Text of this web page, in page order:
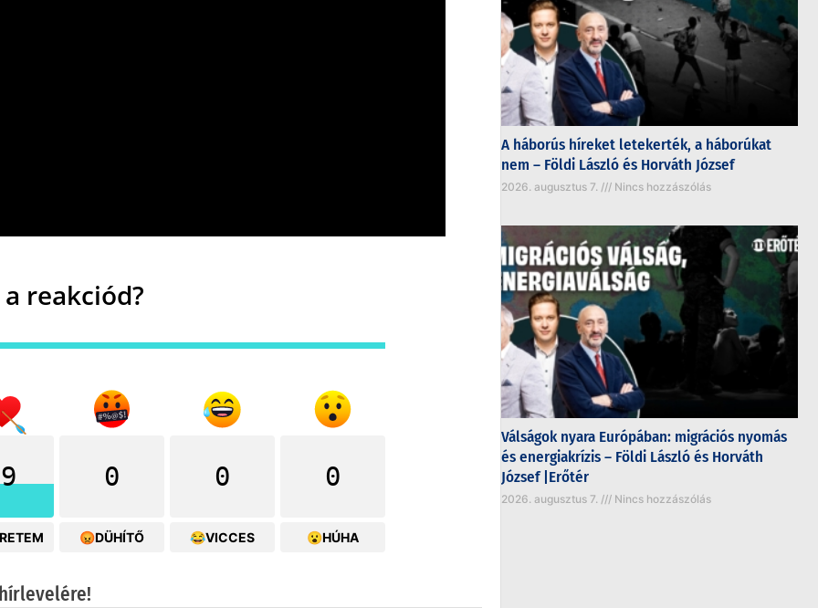
reakciód?
0
😡DÜHÍTŐ
0
😂VICCES
0
😮HÚHA
A háborús híreket letekerték, a háborúkat
nem – Földi László és Horváth József
2026. augusztus 7. Nincs hozzászólás
Válságok nyara Európában: migrációs nyomás
és energiakrízis – Földi László és Horváth
József |Erőtér
2026. augusztus 7. Nincs hozzászólás